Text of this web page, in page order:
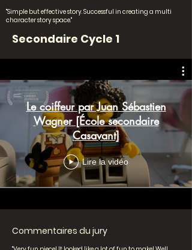
"Simple but effective story. Successful in creating a multi
character story space."
Secondaire Cycle 1
Le coiffeur par Juan Sébastien
Wagner [École secondaire
Casavant]
Lire la vidéo
Commentaires du jury